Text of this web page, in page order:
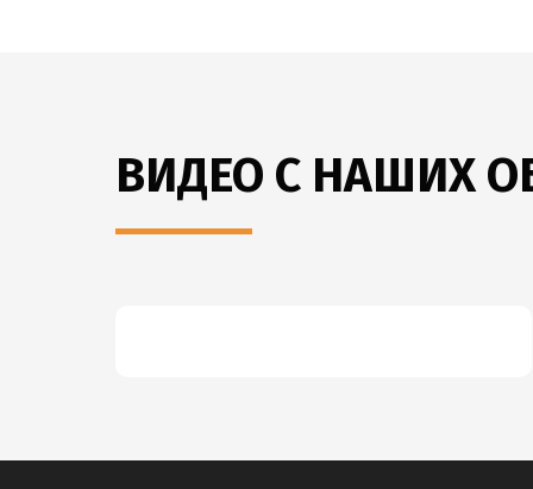
ВИДЕО С НАШИХ